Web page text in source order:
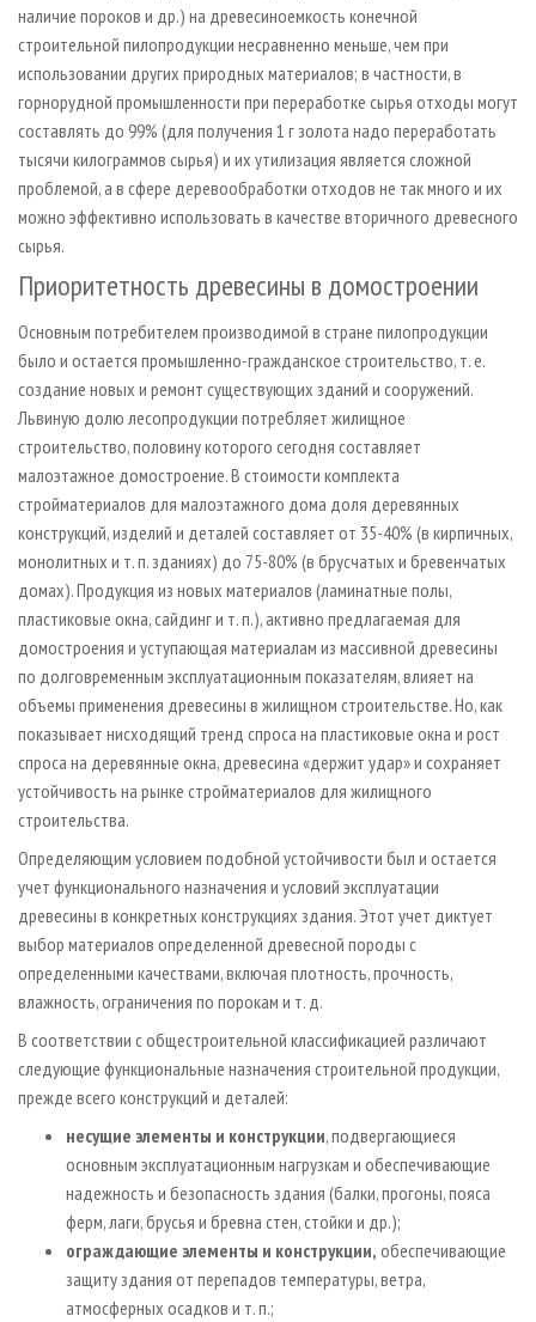
наличие пороков и др.) на древесиноемкость конечной
строительной пилопродукции несравненно меньше, чем при
использовании других природных материалов; в частности, в
горнорудной промышленности при переработке сырья отходы могут
составлять до 99% (для получения 1 г золота надо переработать
тысячи килограммов сырья) и их утилизация является сложной
проблемой, а в сфере деревообработки отходов не так много и их
можно эффективно использовать в качестве вторичного древесного
сырья.
Приоритетность древесины в домостроении
Основным потребителем производимой в стране пилопродукции
было и остается промышленно-гражданское строительство, т. е.
создание новых и ремонт существующих зданий и сооружений.
Львиную долю лесопродукции потребляет жилищное
строительство, половину которого сегодня составляет
малоэтажное домостроение. В стоимости комплекта
стройматериалов для малоэтажного дома доля деревянных
конструкций, изделий и деталей составляет от 35-40% (в кирпичных,
монолитных и т. п. зданиях) до 75-80% (в брусчатых и бревенчатых
домах). Продукция из новых материалов (ламинатные полы,
пластиковые окна, сайдинг и т. п.), активно предлагаемая для
домостроения и уступающая материалам из массивной древесины
по долговременным эксплуатационным показателям, влияет на
объемы применения древесины в жилищном строительстве. Но, как
показывает нисходящий тренд спроса на пластиковые окна и рост
спроса на деревянные окна, древесина «держит удар» и сохраняет
устойчивость на рынке стройматериалов для жилищного
строительства.
Определяющим условием подобной устойчивости был и остается
учет функционального назначения и условий эксплуатации
древесины в конкретных конструкциях здания. Этот учет диктует
выбор материалов определенной древесной породы с
определенными качествами, включая плотность, прочность,
влажность, ограничения по порокам и т. д.
В соответствии с общестроительной классификацией различают
следующие функциональные назначения строительной продукции,
прежде всего конструкций и деталей:
несущие элементы и конструкции, подвергающиеся
основным эксплуатационным нагрузкам и обеспечивающие
надежность и безопасность здания (балки, прогоны, пояса
ферм, лаги, брусья и бревна стен, стойки и др.);
ограждающие элементы и конструкции, обеспечивающие
защиту здания от перепадов температуры, ветра,
атмосферных осадков и т. п.;